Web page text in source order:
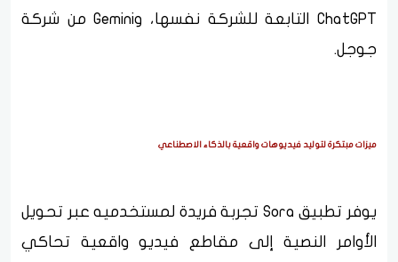
ChatGPT التابعة للشركة نفسها، وGemini من شركة
جوجل.
ميزات مبتكرة لتوليد فيديوهات واقعية بالذكاء الاصطناعي
يوفر تطبيق Sora تجربة فريدة لمستخدميه عبر تحويل
الأوامر النصية إلى مقاطع فيديو واقعية تحاكي